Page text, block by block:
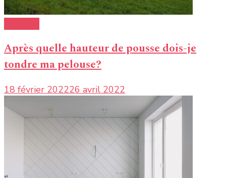
Après quelle hauteur de pousse dois-je
tondre ma pelouse?
18 février 202226 avril 2022